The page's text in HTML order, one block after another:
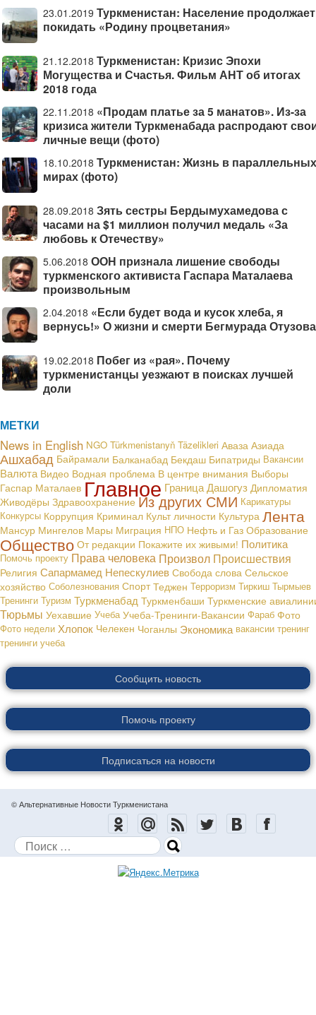
23.01.2019 Туркменистан: Население продолжает
покидать «Родину процветания»
21.12.2018 Туркменистан: Кризис Эпохи
Могущества и Счастья. Фильм АНТ об итогах
2018 года
22.11.2018 «Продам платье за 5 манатов». Из-за
кризиса жители Туркменабада распродают
личные вещи (фото)
18.10.2018 Туркменистан: Жизнь в параллельных
мирах (фото)
28.09.2018 Зять сестры Бердымухамедова с
часами на $1 миллион получил медаль «За
любовь к Отечеству»
5.06.2018 ООН признала лишение свободы
туркменского активиста Гаспара Маталаева
произвольным
2.04.2018 «Если будет вода и кусок хлеба, я
вернусь!» О жизни и смерти Бегмурада Отузова
19.02.2018 Побег из «рая». Почему
туркменистанцы уезжают в поисках лучшей
доли
МЕТКИ
News in English NGO Türkmenistanyň Täzelikleri Аваза Азиада
Ашхабад Байрамали Балканабад Бекдаш Бипатриды Вакансии
Валюта Видео Водная проблема В центре внимания Выборы
Гаспар Маталаев Главное ГраницаДашогуз Дипломатия
Живодёры Здравоохранение Из других СМИ Карикатуры
Конкурсы Коррупция Криминал Культ личности Культура Лента
Мансур Мингелов Мары Миграция НПО Нефть и Газ Образование
Общество От редакции Покажите их живыми! Политика
Помочь проекту Права человека Произвол Происшествия
Религия Сапармамед Непескулиев Свобода слова Сельское
хозяйство Соболезнования Спорт Теджен Терроризм Тиркиш Тырмыев
Тренинги Туризм Туркменабад Туркменбаши Туркменские
Тюрьмы Уехавшие Учеба Учеба-Тренинги-Вакансии Фараб Фото
Фото недели Хлопок Челекен Чоганлы Экономика вакансии тренинг
тренинги учеба
Сообщить новость
Помочь проекту
Подписаться на новости
© Альтернативные Новости Туркменистана
Поиск